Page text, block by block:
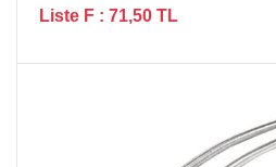
Liste F : 71,50 TL